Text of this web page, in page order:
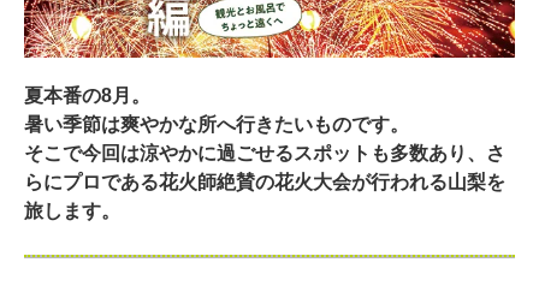
夏本番の8月。
暑い季節は爽やかな所へ行きたいものです。
そこで今回は涼やかに過ごせるスポットも多数あり、さ
らにプロである花火師絶賛の花火大会が行われる山梨を
旅します。